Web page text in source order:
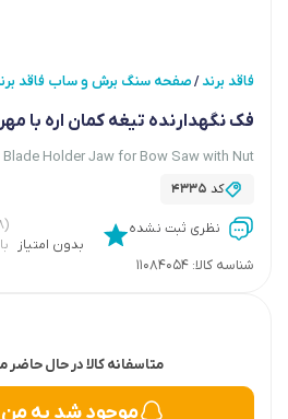
فاقد برند/صفحه سنگ برش و ساب فاقد
فک نگهدارنده تیغه کمان اره با
Blade Holder Jaw for Bow Saw with Nut
کد 4335
نظری ثبت نشده
بدون امتیاز
شناسه کالا: 11084054
متاسفانه کالا در حال
موجود شد به من